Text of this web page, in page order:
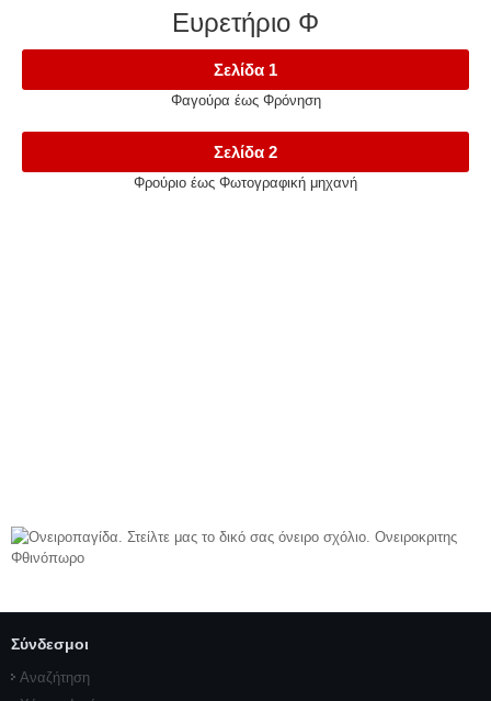
Ευρετήριο Φ
Σελίδα 1
Φαγούρα έως Φρόνηση
Σελίδα 2
Φρούριο έως Φωτογραφική μηχανή
Σύνδεσμοι
Αναζήτηση